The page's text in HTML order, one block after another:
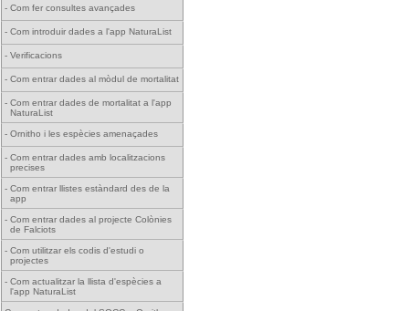
- Com fer consultes avançades
- Com introduir dades a l'app NaturaList
- Verificacions
- Com entrar dades al mòdul de mortalitat
- Com entrar dades de mortalitat a l'app
NaturaList
- Ornitho i les espècies amenaçades
- Com entrar dades amb localitzacions
precises
- Com entrar llistes estàndard des de la
app
- Com entrar dades al projecte Colònies
de Falciots
- Com utilitzar els codis d'estudi o
projectes
- Com actualitzar la llista d'espècies a
l'app NaturaList